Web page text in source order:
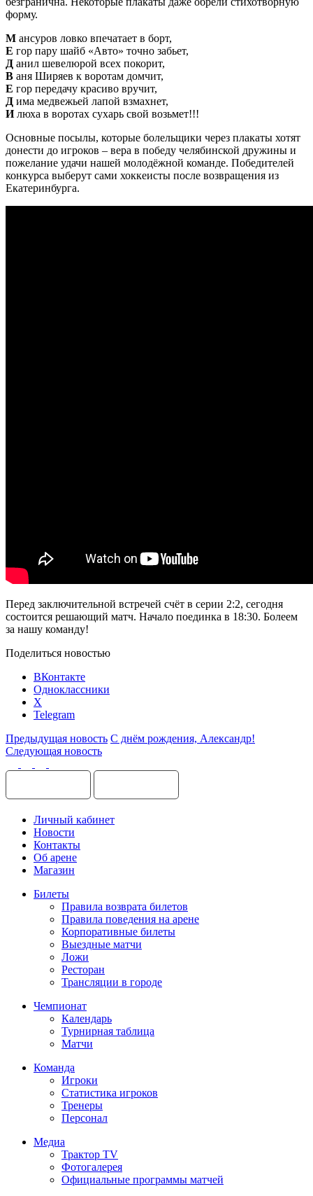
форму.
М ансуров ловко впечатает в борт,
Е гор пару шайб «Авто» точно забьет,
Д анил шевелюрой всех покорит,
В аня Ширяев к воротам домчит,
Е гор передачу красиво вручит,
Д има медвежьей лапой взмахнет,
Илюха в воротах сухарь свой возьмет!!!
Основные посылы, которые болельщики через плакаты хотят
донести до игроков – вера в победу челябинской дружины и
пожелание удачи нашей молодёжной команде. Победителей
конкурса выберут сами хоккеисты после возвращения из
Екатеринбурга.
Перед заключительной встречей счёт в серии 2:2, сегодня
состоится решающий матч. Начало поединка в 18:30. Болеем
за нашу команду!
Поделиться новостью
ВКонтакте
Одноклассники
X
Telegram
Предыдущая новость С днём рождения, Александр!
Следующая новость
Личный кабинет
Новости
Контакты
Об арене
Магазин
Билеты
Правила возврата билетов
Правила поведения на арене
Корпоративные билеты
Выездные матчи
Ложи
Ресторан
Трансляции в городе
Чемпионат
Календарь
Турнирная таблица
Матчи
Команда
Игроки
Статистика игроков
Тренеры
Персонал
Медиа
Трактор TV
Фотогалерея
Официальные программы матчей